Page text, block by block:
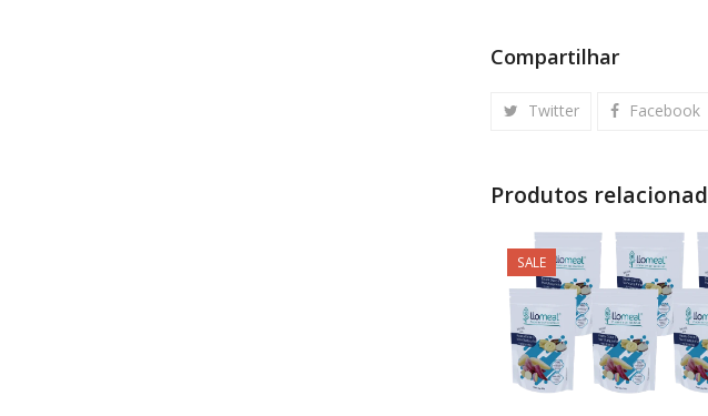
Compartilhar
Twitter Facebook
Produtos
SALE